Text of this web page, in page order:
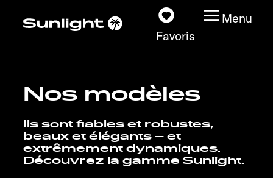
Favoris
Menu
Nos modèles
Configurateur
Recherchez votre
Nos modèles
Ils sont fiables et robustes,
beaux et élégants – et
extrêmement dynamiques.
Découvrez la gamme Sunlight.